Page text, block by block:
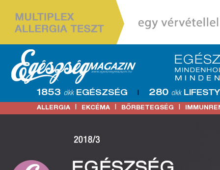
1853 cikk EGÉSZSÉG | 280 cikk
ALLERGIA | EKCÉMA | BŐRBETEGSÉG |